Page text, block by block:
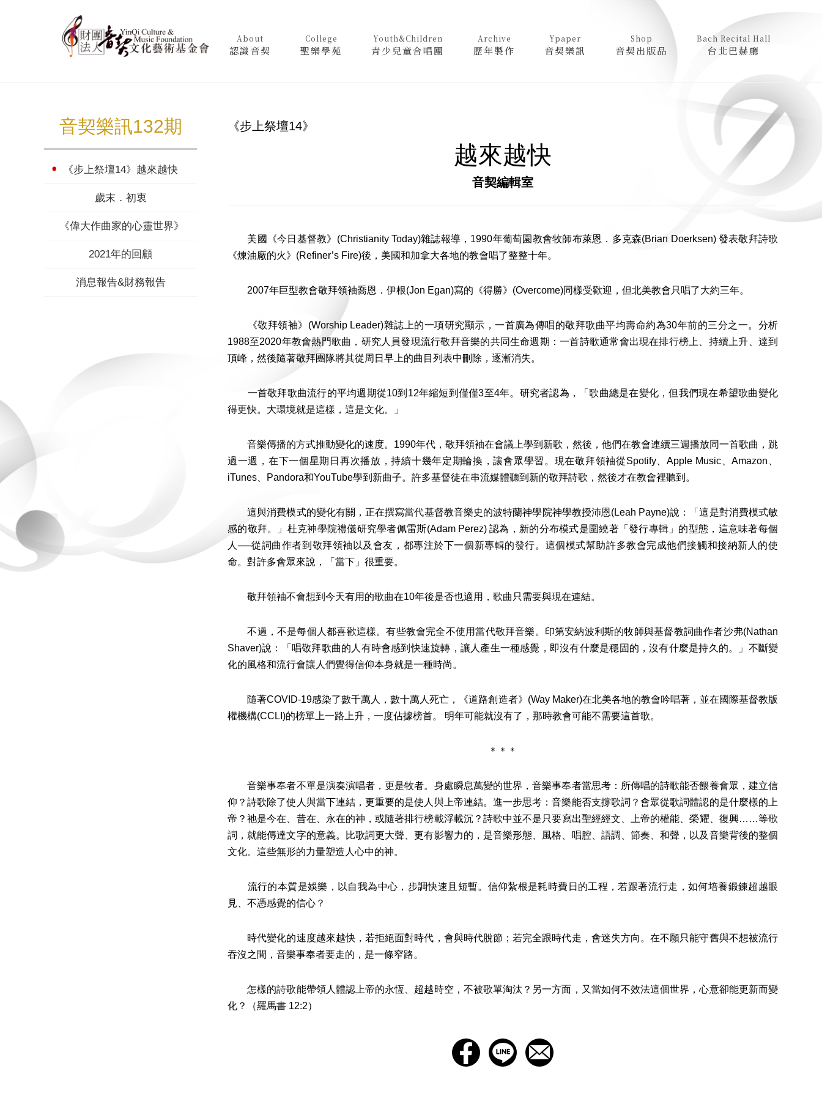
About
認識音契
College
聖樂學苑
Youth&Children
青少兒童合唱團
Archive
歷年製作
Ypaper
音契樂訊
Shop
音契出版品
Bach Recital Hall
台北巴赫廳
音契樂訊132期
《步上祭壇14》越來越快
歲末．初衷
《偉大作曲家的心靈世界》德弗乍克 (下)
2021年的回顧
消息報告&財務報告
《步上祭壇14》
越來越快
音契編輯室
美國《今日基督教》(Christianity Today)雜誌報導，1990年葡萄園教會牧師布萊恩．多克森(Brian Doerksen) 發表敬拜詩歌
《煉油廠的火》(Refiner’s Fire)後，美國和加拿大各地的教會唱了整整十年。
2007年巨型教會敬拜領袖喬恩．伊根(Jon Egan)寫的《得勝》(Overcome)同樣受歡迎，但北美教會只唱了大約三年。
《敬拜領袖》(Worship Leader)雜誌上的一項研究顯示，一首廣為傳唱的敬拜歌曲平均壽命約為30年前的三分之一。分析
1988至2020年教會熱門歌曲，研究人員發現流行敬拜音樂的共同生命週期：一首詩歌通常會出現在排行榜上、持續上升、達到
頂峰，然後隨著敬拜團隊將其從周日早上的曲目列表中刪除，逐漸消失。
一首敬拜歌曲流行的平均週期從10到12年縮短到僅僅3至4年。研究者認為，「歌曲總是在變化，但我們現在希望歌曲變化
得更快。大環境就是這樣，這是文化。」
音樂傳播的方式推動變化的速度。1990年代，敬拜領袖在會議上學到新歌，然後，他們在教會連續三週播放同一首歌曲，跳
過一週，在下一個星期日再次播放，持續十幾年定期輪換，讓會眾學習。現在敬拜領袖從Spotify、Apple Music、Amazon、
iTunes、Pandora和YouTube學到新曲子。許多基督徒在串流媒體聽到新的敬拜詩歌，然後才在教會裡聽到。
這與消費模式的變化有關，正在撰寫當代基督教音樂史的波特蘭神學院神學教授沛恩(Leah Payne)說：「這是對消費模式敏
感的敬拜。」杜克神學院禮儀研究學者佩雷斯(Adam Perez) 認為，新的分布模式是圍繞著「發行專輯」的型態，這意味著每個
人──從詞曲作者到敬拜領袖以及會友，都專注於下一個新專輯的發行。這個模式幫助許多教會完成他們接觸和接納新人的使
命。對許多會眾來說，「當下」很重要。
敬拜領袖不會想到今天有用的歌曲在10年後是否也適用，歌曲只需要與現在連結。
不過，不是每個人都喜歡這樣。有些教會完全不使用當代敬拜音樂。印第安納波利斯的牧師與基督教詞曲作者沙弗(Nathan
Shaver)說：「唱敬拜歌曲的人有時會感到快速旋轉，讓人產生一種感覺，即沒有什麼是穩固的，沒有什麼是持久的。」不斷變
化的風格和流行會讓人們覺得信仰本身就是一種時尚。
隨著COVID-19感染了數千萬人，數十萬人死亡，《道路創造者》(Way Maker)在北美各地的教會吟唱著，並在國際基督教版
權機構(CCLI)的榜單上一路上升，一度佔據榜首。 明年可能就沒有了，那時教會可能不需要這首歌。
＊＊＊
音樂事奉者不單是演奏演唱者，更是牧者。身處瞬息萬變的世界，音樂事奉者當思考：所傳唱的詩歌能否餵養會眾，建立信
仰？詩歌除了使人與當下連結，更重要的是使人與上帝連結。進一步思考：音樂能否支撐歌詞？會眾從歌詞體認的是什麼樣的上
帝？祂是今在、昔在、永在的神，或隨著排行榜載浮載沉？詩歌中並不是只要寫出聖經經文、上帝的權能、榮耀、復興……等歌
詞，就能傳達文字的意義。比歌詞更大聲、更有影響力的，是音樂形態、風格、唱腔、語調、節奏、和聲，以及音樂背後的整個
文化。這些無形的力量塑造人心中的神。
流行的本質是娛樂，以自我為中心，步調快速且短暫。信仰紮根是耗時費日的工程，若跟著流行走，如何培養鍛鍊超越眼
見、不憑感覺的信心？
時代變化的速度越來越快，若拒絕面對時代，會與時代脫節；若完全跟時代走，會迷失方向。在不願只能守舊與不想被流行
吞沒之間，音樂事奉者要走的，是一條窄路。
怎樣的詩歌能帶領人體認上帝的永恆、超越時空，不被歌單淘汰？另一方面，又當如何不效法這個世界，心意卻能更新而變
化？（羅馬書 12:2）